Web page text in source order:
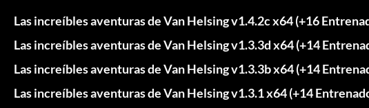
Las increíbles aventuras de Van Helsing v1.4.2c x64 (+16
Las increíbles aventuras de Van Helsing v1.3.3d x64 (+14
Las increíbles aventuras de Van Helsing v1.3.3b x64 (+14
Las increíbles aventuras de Van Helsing v1.3.1 x64 (+14